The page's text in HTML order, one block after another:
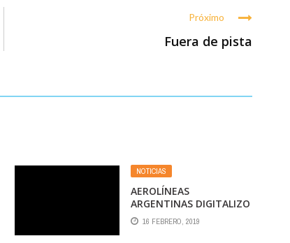
Próximo
Fuera de pista
NOTICIAS
AEROLÍNEAS
ARGENTINAS DIGITALIZO
Y GANA EFICIENCIA EN EL
MANTENIMIENTO DE
16 FEBRERO, 2019